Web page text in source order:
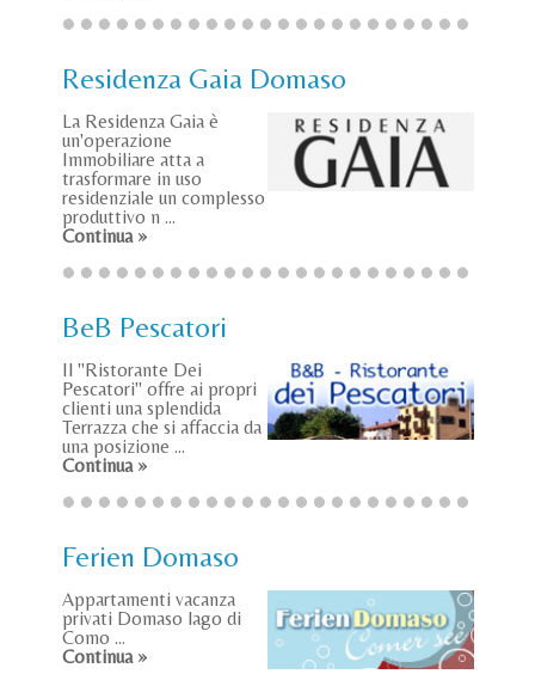
Residenza Gaia Domaso
La Residenza Gaia è
un'operazione
Immobiliare atta a
trasformare in uso
residenziale un complesso
produttivo n ...
Continua »
BeB Pescatori
Il "Ristorante Dei
Pescatori" offre ai propri
clienti una splendida
Terrazza che si affaccia da
una posizione ...
Continua »
Ferien Domaso
Appartamenti vacanza
privati Domaso lago di
Como ...
Continua »